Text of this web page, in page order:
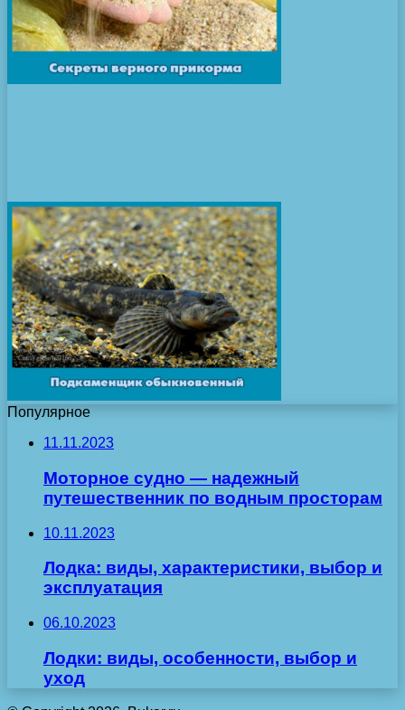
Популярное
11.11.2023
Моторное судно — надежный
путешественник по водным просторам
10.11.2023
Лодка: виды, характеристики, выбор и
эксплуатация
06.10.2023
Лодки: виды, особенности, выбор и
уход